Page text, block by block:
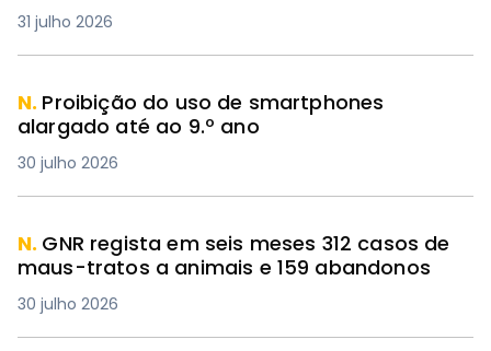
31 julho 2026
N. Proibição do uso de smartphones
alargado até ao 9.º ano
30 julho 2026
N. GNR regista em seis meses 312 casos de
maus-tratos a animais e 159 abandonos
30 julho 2026